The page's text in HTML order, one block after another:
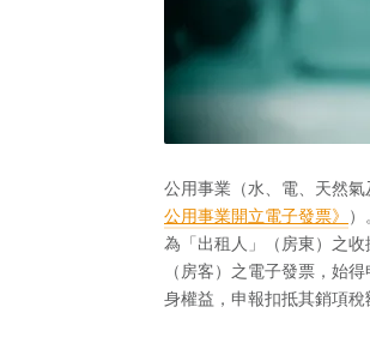
公用事業（水、電、天然
公用事業開立電子發票》
為「出租人」（房東）之
（房客）之電子發票，始
身權益，申報扣抵其銷項稅